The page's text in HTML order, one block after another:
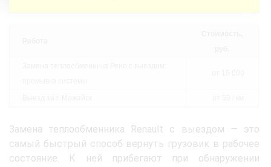
Замена теплообменника Renault с выездом — это
самый быстрый способ вернуть грузовик в рабочее
состояние. К ней прибегают при обнаружении